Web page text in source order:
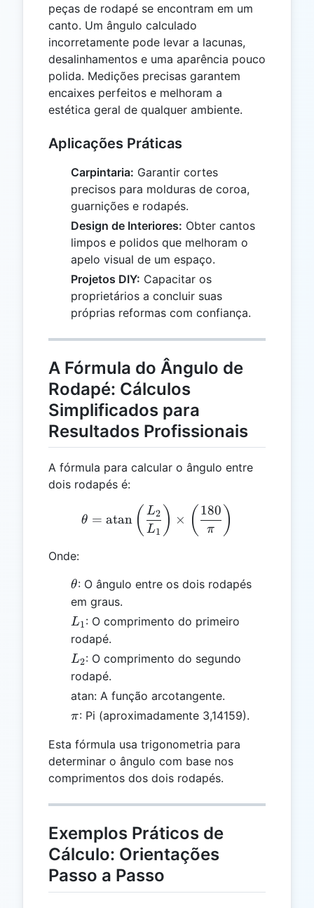
peças de rodapé se encontram em um
canto. Um ângulo calculado
incorretamente pode levar a lacunas,
desalinhamentos e uma aparência pouco
polida. Medições precisas garantem
encaixes perfeitos e melhoram a
estética geral de qualquer ambiente.
Aplicações Práticas
Carpintaria: Garantir cortes
precisos para molduras de coroa,
guarnições e rodapés.
Design de Interiores: Obter cantos
limpos e polidos que melhoram o
apelo visual de um espaço.
Projetos DIY: Capacitar os
proprietários a concluir suas
próprias reformas com confiança.
A Fórmula do Ângulo de
Rodapé: Cálculos
Simplificados para
Resultados Profissionais
A fórmula para calcular o ângulo entre
dois rodapés é:
θ =
θ = atan ( L1
L2 ) × ( π
180 )
Onde:
θ
θ: O ângulo entre os dois rodapés
em graus.
L₁
L1: O comprimento do primeiro
rodapé.
L₂
L2: O comprimento do segundo
rodapé.
atan: A função arcotangente.
π
π: Pi (aproximadamente 3,14159).
Esta fórmula usa trigonometria para
determinar o ângulo com base nos
comprimentos dos dois rodapés.
Exemplos Práticos de
Cálculo: Orientações
Passo a Passo